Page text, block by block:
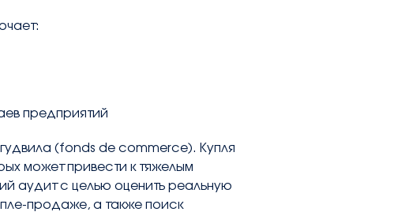
предприятий
(fonds de commerce). Купля
может привести к тяжелым
аудит с целью оценить реальную
продаже, а также поиск